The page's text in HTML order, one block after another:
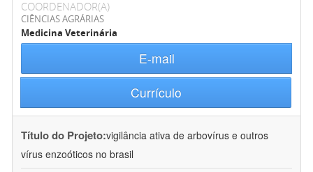
COORDENADOR(A)
CIÊNCIAS AGRÁRIAS
Medicina Veterinária
E-mail
Currículo
Título do Projeto:vigilância ativa de arbovírus e outros
vírus enzoóticos no brasil